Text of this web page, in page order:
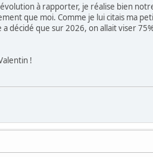
à rapporter, je réalise bien
que moi. Comme je lui citais ma
décidé que sur 2026, on allait viser
!